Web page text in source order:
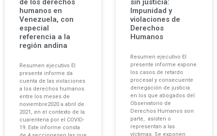
humanos en
Venezuela, con
especial
referencia a la
región andina
Resumen ejecutivo El
presente informe da
cuenta de las violaciones
a los derechos humanos
entre los meses de
noviembre2020 a abril de
2021, en el contexto de la
cuarentena por el COVID-
19. Este informe consta
Impunidad y
violaciones de
Derechos
Humanos
Resumen ejecutivo El
presente informe expone
los casos de retardo
procesal y consecuente
denegación de justicia
en los que abogados del
Observatorio de
Derechos Humanos son
parte, asisten o
representan a las
víctimas. Se exponen